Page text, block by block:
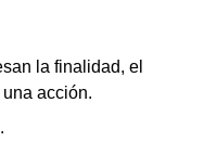
la finalidad, el
acción.